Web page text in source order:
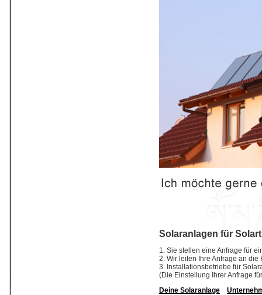
Solaranlagen für
1. Sie stellen eine Anfrage für
2. Wir leiten Ihre Anfrage an
3. Installationsbetriebe für
(Die Einstellung Ihrer Anfrage
Deine Solaranlage